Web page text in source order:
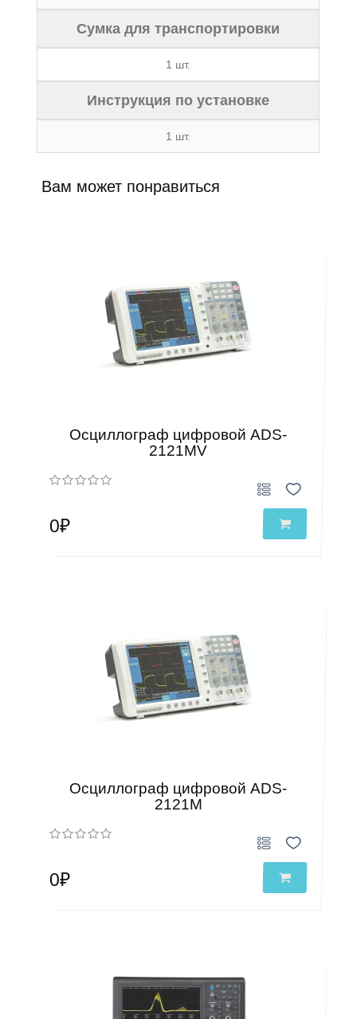
Сумка для транспортировки
1 шт.
Инструкция по установке
1 шт.
Вам может понравиться
Осциллограф цифровой ADS-
2121MV
0₽
Осциллограф цифровой ADS-
2121M
0₽